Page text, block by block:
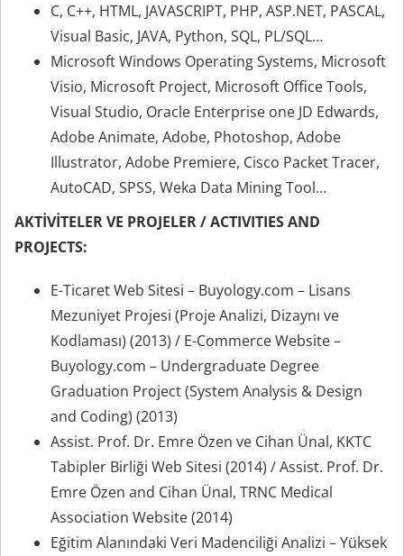
C, C++, HTML, JAVASCRIPT, PHP, ASP.NET, PASCAL,
Visual Basic, JAVA, Python, SQL, PL/SQL…
Microsoft Windows Operating Systems, Microsoft
Visio, Microsoft Project, Microsoft Office Tools,
Visual Studio, Oracle Enterprise one JD Edwards,
Adobe Animate, Adobe, Photoshop, Adobe
Illustrator, Adobe Premiere, Cisco Packet Tracer,
AutoCAD, SPSS, Weka Data Mining Tool...
AKTİVİTELER VE PROJELER / ACTIVITIES AND
PROJECTS:
E-Ticaret Web Sitesi – Buyology.com – Lisans
Mezuniyet Projesi (Proje Analizi, Dizaynı ve
Kodlaması) (2013) / E-Commerce Website –
Buyology.com – Undergraduate Degree
Graduation Project (System Analysis & Design
and Coding) (2013)
Assist. Prof. Dr. Emre Özen ve Cihan Ünal, KKTC
Tabipler Birliği Web Sitesi (2014) / Assist. Prof. Dr.
Emre Özen and Cihan Ünal, TRNC Medical
Association Website (2014)
Eğitim Alanındaki Veri Madenciliği Analizi – Yüksek